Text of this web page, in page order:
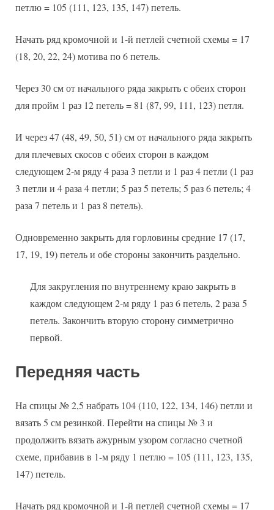
петлю = 105 (111, 123, 135, 147) петель.
Начать ряд кромочной и 1-й петлей счетной схемы = 17
(18, 20, 22, 24) мотива по 6 петель.
Через 30 см от начального ряда закрыть с обеих сторон
для пройм 1 раз 12 петель = 81 (87, 99, 111, 123) петля.
И через 47 (48, 49, 50, 51) см от начального ряда закрыть
для плечевых скосов с обеих сторон в каждом
следующем 2-м ряду 4 раза 3 петли и 1 раз 4 петли (1 раз
3 петли и 4 раза 4 петли; 5 раз 5 петель; 5 раз 6 петель; 4
раза 7 петель и 1 раз 8 петель).
Одновременно закрыть для горловины средние 17 (17,
17, 19, 19) петель и обе стороны закончить раздельно.
Для закругления по внутреннему краю закрыть в
каждом следующем 2-м ряду 1 раз 6 петель, 2 раза 5
петель. Закончить вторую сторону симметрично
первой.
Передняя часть
На спицы № 2,5 набрать 104 (110, 122, 134, 146) петли и
вязать 5 см резинкой. Перейти на спицы № 3 и
продолжить вязать ажурным узором согласно счетной
схеме, прибавив в 1-м ряду 1 петлю = 105 (111, 123, 135,
147) петель.
Начать ряд кромочной и 1-й петлей счетной схемы = 17